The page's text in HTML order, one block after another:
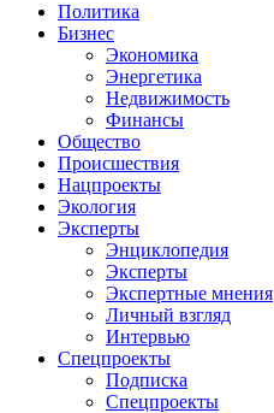
Политика
Бизнес
Экономика
Энергетика
Недвижимость
Финансы
Общество
Происшествия
Нацпроекты
Экология
Эксперты
Энциклопедия
Эксперты
Экспертные мнения
Личный взгляд
Интервью
Спецпроекты
Подписка
Спецпроекты